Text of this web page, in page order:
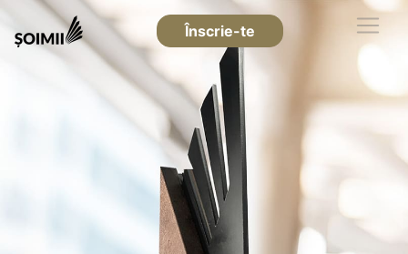
Înscrie-te